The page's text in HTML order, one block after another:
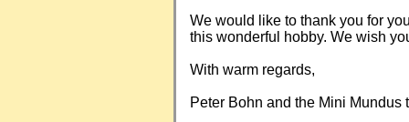
We would like to thank you for
this wonderful hobby. We wish
With warm regards,
Peter Bohn and the Mini Mundus